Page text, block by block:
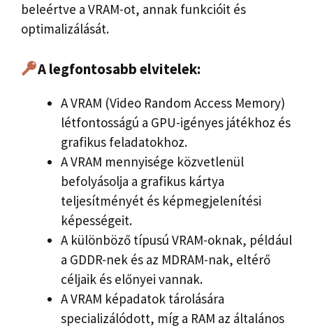
beleértve a VRAM-ot, annak funkcióit és
optimalizálását.
A legfontosabb elvitelek:
A VRAM (Video Random Access Memory)
létfontosságú a GPU-igényes játékhoz és
grafikus feladatokhoz.
A VRAM mennyisége közvetlenül
befolyásolja a grafikus kártya
teljesítményét és képmegjelenítési
képességeit.
A különböző típusú VRAM-oknak, például
a GDDR-nek és az MDRAM-nak, eltérő
céljaik és előnyei vannak.
A VRAM képadatok tárolására
specializálódott, míg a RAM az általános